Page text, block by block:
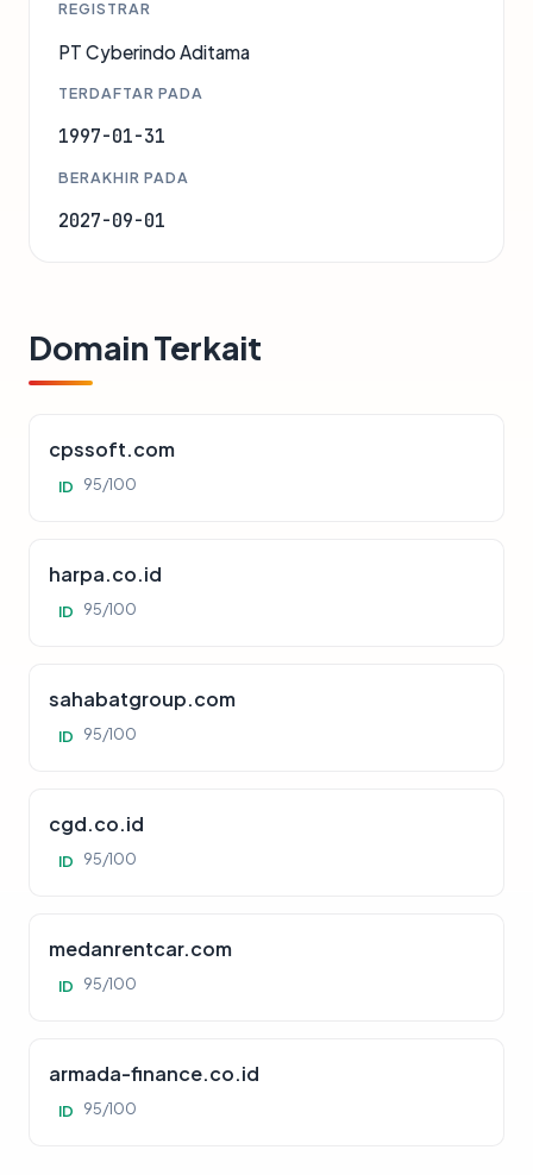
REGISTRAR
PT Cyberindo Aditama
TERDAFTAR PADA
1997-01-31
BERAKHIR PADA
2027-09-01
Domain Terkait
cpssoft.com
ID 95/100
harpa.co.id
ID 95/100
sahabatgroup.com
ID 95/100
cgd.co.id
ID 95/100
medanrentcar.com
ID 95/100
armada-finance.co.id
ID 95/100